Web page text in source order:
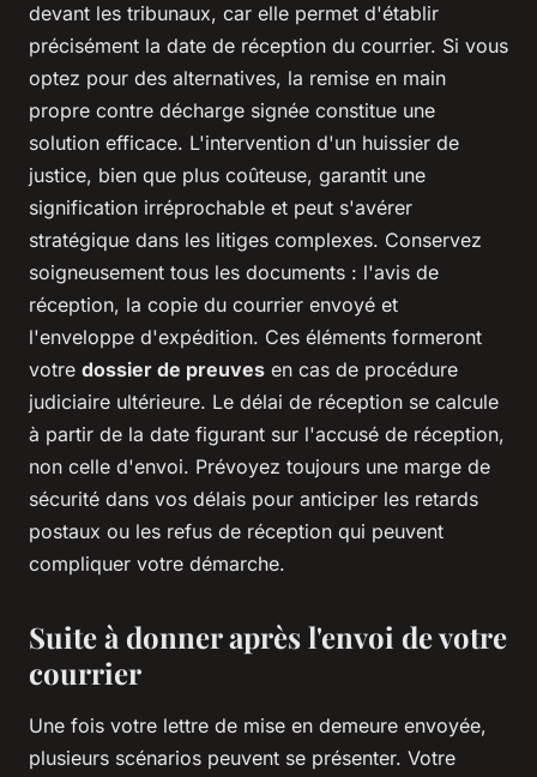
devant les tribunaux, car elle permet d'établir
précisément la date de réception du courrier. Si vous
optez pour des alternatives, la remise en main
propre contre décharge signée constitue une
solution efficace. L'intervention d'un huissier de
justice, bien que plus coûteuse, garantit une
signification irréprochable et peut s'avérer
stratégique dans les litiges complexes. Conservez
soigneusement tous les documents : l'avis de
réception, la copie du courrier envoyé et
l'enveloppe d'expédition. Ces éléments formeront
votre dossier de preuves en cas de procédure
judiciaire ultérieure. Le délai de réception se calcule
à partir de la date figurant sur l'accusé de réception,
non celle d'envoi. Prévoyez toujours une marge de
sécurité dans vos délais pour anticiper les retards
postaux ou les refus de réception qui peuvent
compliquer votre démarche.
Suite à donner après l'envoi de votre
courrier
Une fois votre lettre de mise en demeure envoyée,
plusieurs scénarios peuvent se présenter. Votre